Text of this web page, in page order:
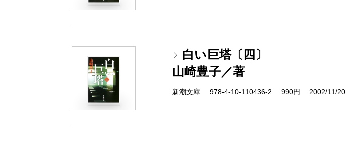
白い巨塔〔四〕
山崎豊子／著
新潮文庫 978-4-10-110436-2 990円 2002/11/20